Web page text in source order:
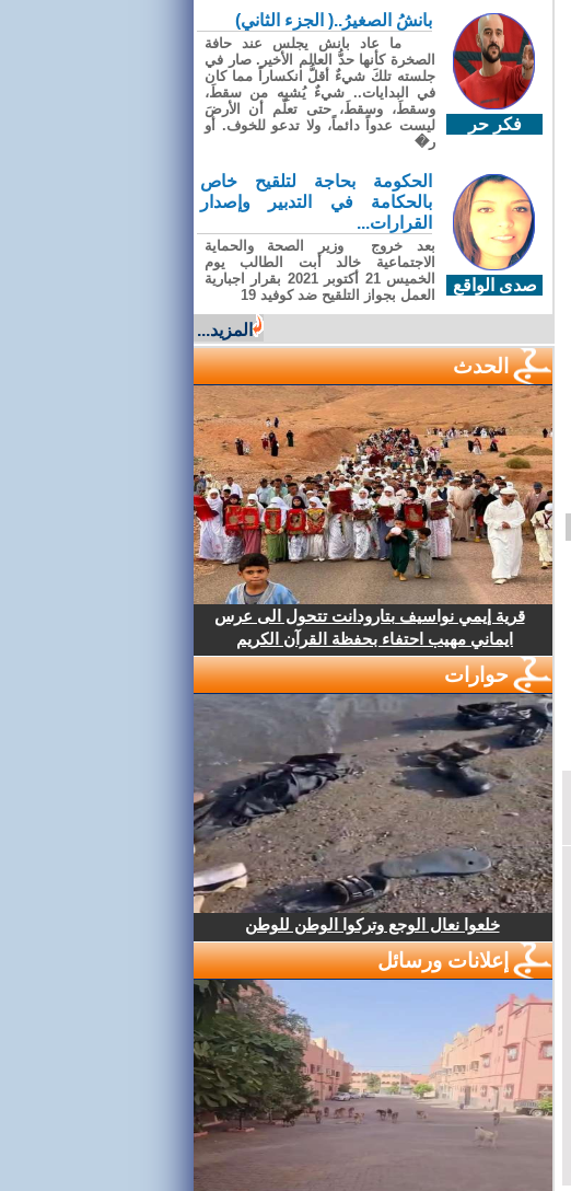
فكر حر
بانشُ الصغيرُ..( الجزء الثاني)
ما عاد بانش يجلس عند حافة
الصخرة كأنها حدُّ العالم الأخير. صار في
جلسته تلكَ شيءٌ أقلُّ انكساراً مما كان
في البدايات.. شيءٌ يُشبِه من سقطَ،
وسقطَ، وسقطَ، حتى تعلّم أن الأرضَ
ليست عدواً دائماً، ولا تدعو للخوف. أو
ر�
صدى الواقع
الحكومة بحاجة لتلقيح خاص
بالحكامة في التدبير وإصدار
القرارات...
بعد خروج وزير الصحة والحماية
الاجتماعية خالد أبت الطالب يوم
الخميس 21 أكتوبر 2021 بقرار اجبارية
العمل بجواز التلقيح ضد كوفيد 19
المزيد...
الحدث
قرية إيمي نواسيف بتارودانت تتحول الى عرس
ايماني مهيب احتفاء بحفظة القرآن الكريم
حوارات
خلعوا نعال الوجع وتركوا الوطن للوطن
إعلانات ورسائل